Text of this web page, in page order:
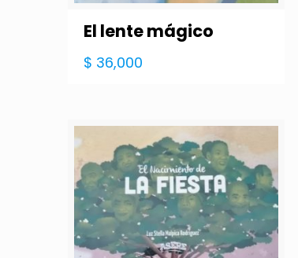
El lente mágico
$ 36,000